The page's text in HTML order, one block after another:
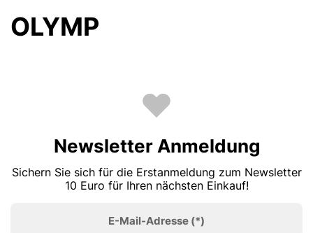
OLYMP
Newsletter Anmeldung
Sichern Sie sich für die Erstanmeldung zum Newsletter
10 Euro für Ihren nächsten Einkauf!
E-Mail-Adresse (*)